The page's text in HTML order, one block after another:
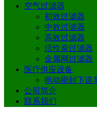
空气过滤器
初效过滤器
中效过滤器
高效过滤器
活性炭过滤器
金属网过滤器
医疗供应设备
电动密封下送
公司简介
联系我们